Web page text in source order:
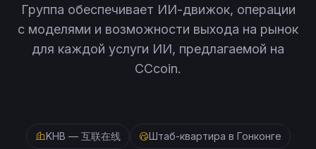
Группа обеспечивает ИИ-движок, операции
с моделями и возможности выхода на рынок
для каждой услуги ИИ, предлагаемой на
CCcoin.
KHB — 互联在线 Штаб-квартира в Гонконге